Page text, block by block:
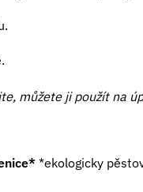
můžete ji použít na
*ekologicky